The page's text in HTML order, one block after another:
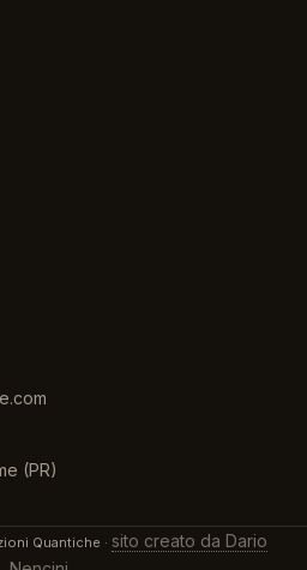
(PR)
Quantiche · sito creato da Dario